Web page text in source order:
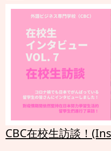
CBC在校生訪談！